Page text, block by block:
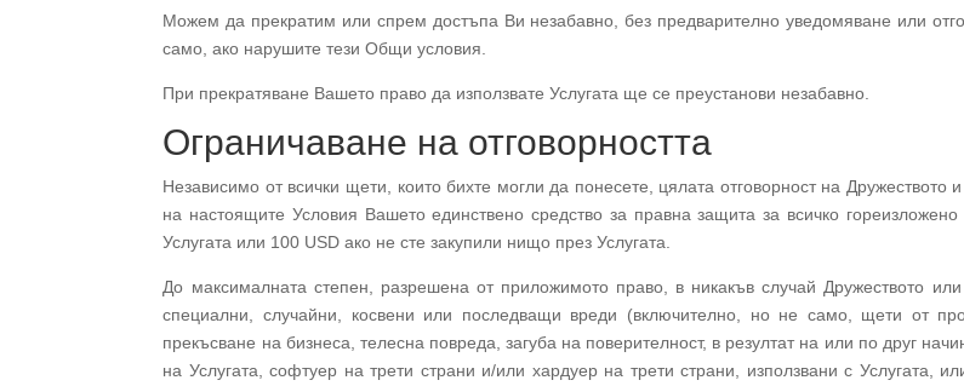
Можем да прекратим или спрем достъпа Ви незабавно, без предварително уведомяване или
само, ако нарушите тези Общи условия.
При прекратяване Вашето право да използвате Услугата ще се преустанови незабавно.
Ограничаване на отговорността
Независимо от всички щети, които бихте могли да понесете, цялата отговорност на Дружеството
на настоящите Условия Вашето единствено средство за правна защита за всичко
Услугата или 100 USD ако не сте закупили нищо през Услугата.
До максималната степен, разрешена от приложимото право, в никакъв случай Дружеството
специални, случайни, косвени или последващи вреди (включително, но не само, щети от
прекъсване на бизнеса, телесна повреда, загуба на поверителност, в резултат на или по друг
на Услугата, софтуер на трети страни и/или хардуер на трети страни, използвани с Услугата,